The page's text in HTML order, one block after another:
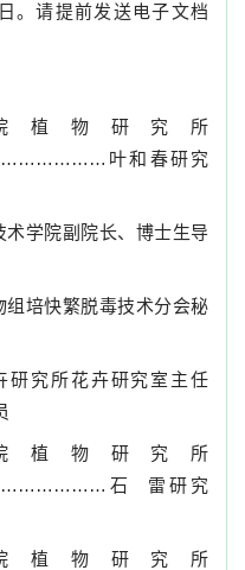
。请提前发送电子文档
植物研究所
叶和春研究
术学院副院长、博士生导
组培快繁脱毒技术分会秘
研究所花卉研究室主任
植物研究所
石
雷研究
植物研究所